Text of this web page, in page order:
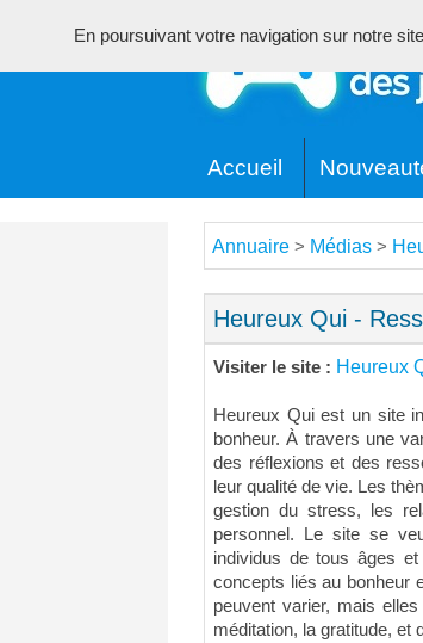
Accueil
Annuaire > Médias >
Heureux Qui -
Visiter le site : Heureux
Heureux Qui est un site
bonheur. À travers une
des réflexions et des
leur qualité de vie. Les
gestion du stress, les
personnel. Le site se
individus de tous âges
concepts liés au bonheur
peuvent varier, mais
méditation, la gratitude, et
En poursuivant votre navigation sur notre